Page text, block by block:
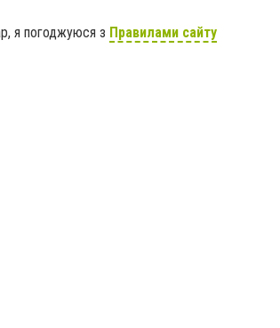
я погоджуюся з Правилами сайту